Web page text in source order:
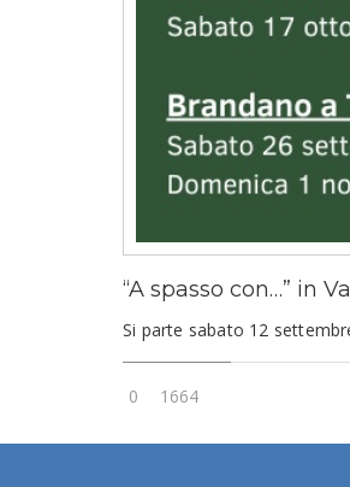
“A spasso con…” in
Si parte sabato 12
0 1664